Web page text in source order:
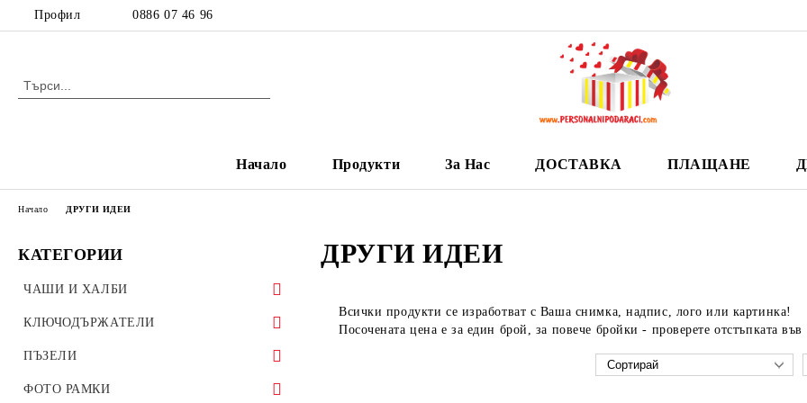
Профил 0886 07 46 96
Начало Продукти За Нас ДОСТАВКА ПЛАЩАНЕ
КАТЕГОРИИ
ЧАШИ И ХАЛБИ
Стандартни чаши
Цветни чаши
Магически чаши
КЛЮЧОДЪРЖАТЕЛИ
Метални ключодържатели
MDF ключодържатели
ПЪЗЕЛИ
Картонени пъзели
ФОТО РАМКИ
Начало ДРУГИ ИДЕИ
ДРУГИ ИДЕИ
Всички продукти се изработват с Ваша снимка, надпис, лого или картинка!
Посочената цена е за един брой, за повече бройки - проверете отстъпката